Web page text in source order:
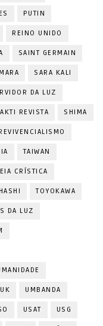
PUTIN
REINO UNIDO
SAINT GERMAIN
SARA KALI
DA LUZ
REVISTA SHIMA
TAIWAN
CRÍSTICA
TOYOKAWA
DA LUZ
UK UMBANDA
USAT USG